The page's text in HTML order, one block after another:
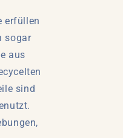
erfüllen
sogar
aus
sind